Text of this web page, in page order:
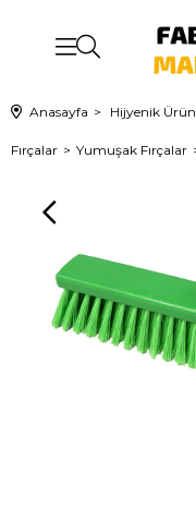
Anasayfa Hijyenik
Fırçalar Yumuşak Fırçalar